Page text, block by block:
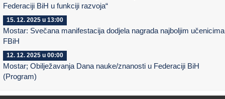
Federaciji BiH u funkciji razvoja“
15. 12. 2025 u 13:00
Mostar: Svečana manifestacija dodjela nagrada najboljim
FBiH
12. 12. 2025 u 00:00
Mostar; Obilježavanja Dana nauke/znanosti u Federaciji BiH
(Program)